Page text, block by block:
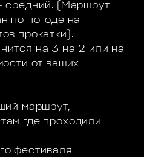
средний. (Маршрут
по погоде на
прокатки).
на 3 на 2 или на
от ваших
маршрут,
где проходили
фестиваля